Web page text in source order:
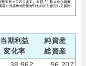
当期利益
変化率
純資産
総資産